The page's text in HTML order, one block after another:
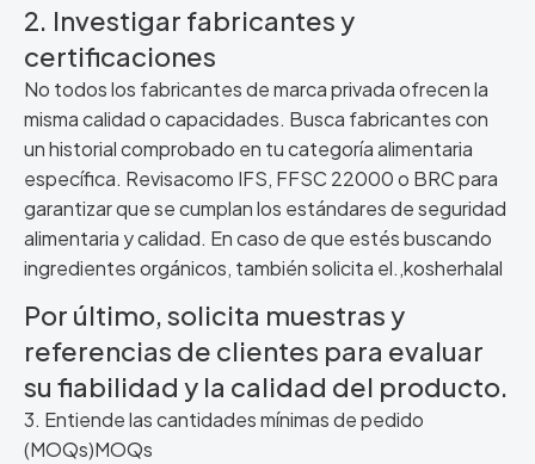
2. Investigar fabricantes y
certificaciones
No todos los fabricantes de marca privada ofrecen la
misma calidad o capacidades. Busca fabricantes con
un historial comprobado en tu categoría alimentaria
específica. Revisacomo IFS, FFSC 22000 o BRC para
garantizar que se cumplan los estándares de seguridad
alimentaria y calidad. En caso de que estés buscando
ingredientes orgánicos, también solicita el.,kosherhalal
Por último, solicita muestras y
referencias de clientes para evaluar
su fiabilidad y la calidad del producto.
3. Entiende las cantidades mínimas de pedido
(MOQs)MOQs